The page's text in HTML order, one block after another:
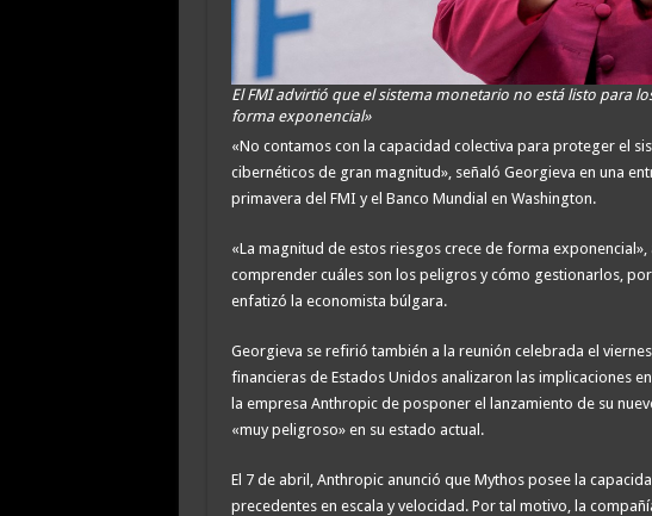
El FMI advirtió que el sistema monetario no está listo para
forma exponencial»
«No contamos con la capacidad colectiva para proteger el
cibernéticos de gran magnitud», señaló Georgieva en una
primavera del FMI y el Banco Mundial en Washington.
«La magnitud de estos riesgos crece de forma
comprender cuáles son los peligros y cómo gestionarlos,
enfatizó la economista búlgara.
Georgieva se refirió también a la reunión celebrada el
financieras de Estados Unidos analizaron las implicaciones
la empresa Anthropic de posponer el lanzamiento de su
«muy peligroso» en su estado actual.
El 7 de abril, Anthropic anunció que Mythos posee la
precedentes en escala y velocidad. Por tal motivo, la